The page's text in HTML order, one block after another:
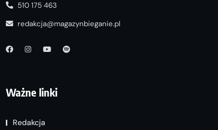
510 175 463
redakcja@magazynbieganie.pl
Ważne linki
Redakcja